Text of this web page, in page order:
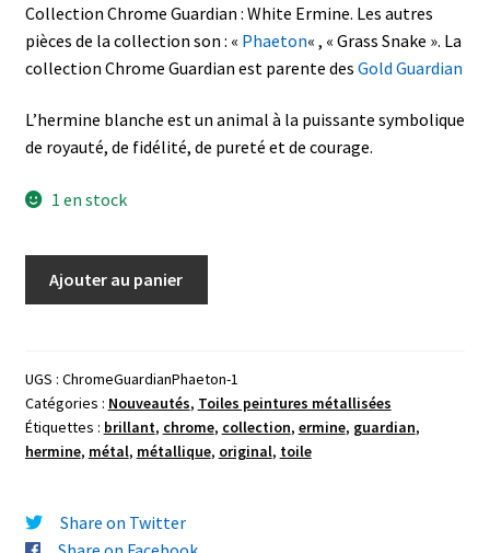
Collection Chrome Guardian : White Ermine. Les autres
pièces de la collection son : « Phaeton« , « Grass Snake ». La
collection Chrome Guardian est parente des Gold Guardian
L’hermine blanche est un animal à la puissante symbolique
de royauté, de fidélité, de pureté et de courage.
1 en stock
peinture
métal
"Chrome
Guardian
Ermine"
10x10cm
Ajouter au panier
UGS : ChromeGuardianPhaeton-1
Catégories : Nouveautés, Toiles peintures métallisées
Étiquettes : brillant, chrome, collection, ermine, guardian,
hermine, métal, métallique, original, toile
Share on Twitter